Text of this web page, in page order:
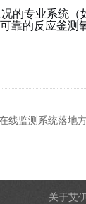
的专业系统（
靠的反应釜测
线监测系统落地
关于艾